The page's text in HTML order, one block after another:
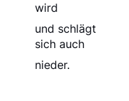
wird
und schlägt
sich auch
nieder.